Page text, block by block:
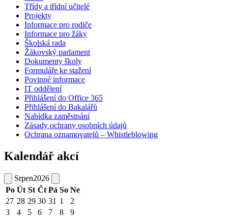
Třídy a třídní učitelé
Projekty
Informace pro rodiče
Informace pro žáky
Školská rada
Žákovský parlament
Dokumenty školy
Formuláře ke stažení
Povinné informace
IT oddělení
Přihlášení do Office 365
Přihlášení do Bakalářů
Nabídka zaměstnání
Zásady ochrany osobních údajů
Ochrana oznamovatelů – Whistleblowing
Kalendář akcí
Srpen2026
Po Út St Čt Pá So Ne
27 28 29 30 31 1
2
3
4 5 6 7 8
9